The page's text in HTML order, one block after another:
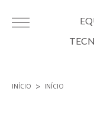
INÍCIO INÍCIO